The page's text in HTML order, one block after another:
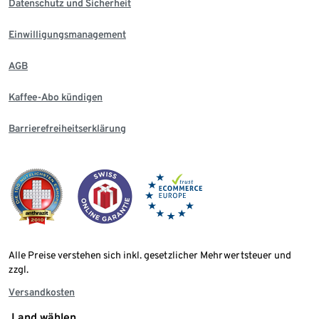
Datenschutz und Sicherheit
Einwilligungsmanagement
AGB
Kaffee-Abo kündigen
Barrierefreiheitserklärung
Alle Preise verstehen sich inkl. gesetzlicher Mehrwertsteuer und
zzgl.
Versandkosten